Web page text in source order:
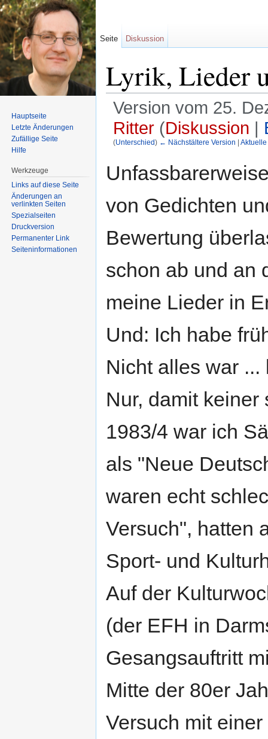
Lyrik, Lieder
Version vom 25.
Ritter (Diskussion |
(Unterschied) ← Nächstältere Version Aktuelle
von Gedichten
Bewertung
schon ab und an
meine Lieder in
Und: Ich habe
Nicht alles war ...
Nur, damit keiner
1983/4 war ich
als "Neue
waren echt
Versuch", hatten
Sport- und
Auf der
(der EFH in
Gesangsauftritt
Mitte der 80er
Versuch mit
Seite Diskussion
Hauptseite
Letzte Änderungen
Zufällige Seite
Hilfe
Werkzeuge
Links auf diese Seite
Änderungen an
verlinkten Seiten
Spezialseiten
Druckversion
Permanenter Link
Seiten­informationen